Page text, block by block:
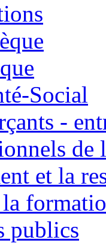
Social
-
de
et la
publics